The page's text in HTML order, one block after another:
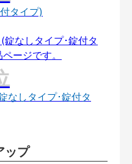
タイプ)
なしタイプ･錠付タ
ップ